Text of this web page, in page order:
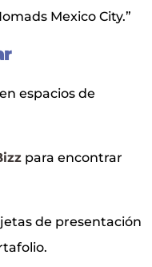
Mexico City.”
espacios de
para encontrar
de presentación